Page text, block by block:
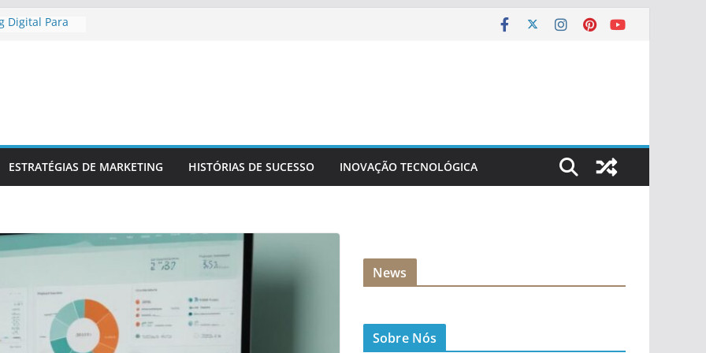
Digital Para
Sua Marca
ESTRATÉGIAS DE MARKETING HISTÓRIAS DE SUCESSO INOVAÇÃO TECNOLÓGICA
News
Sobre Nós